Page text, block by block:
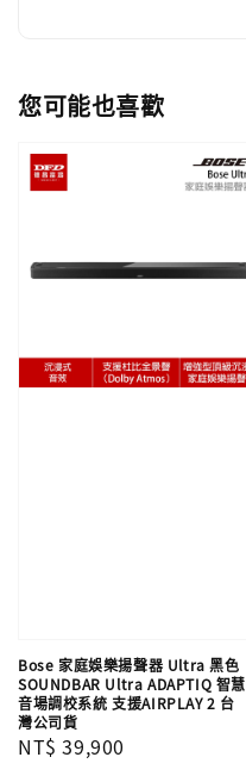
您可能也喜歡
Bose 家庭娛樂揚聲器 Ultra 黑色
SOUNDBAR Ultra ADAPTIQ 智慧
音場調校系統 支援AIRPLAY 2 台
灣公司貨
Regular
NT$ 39,900